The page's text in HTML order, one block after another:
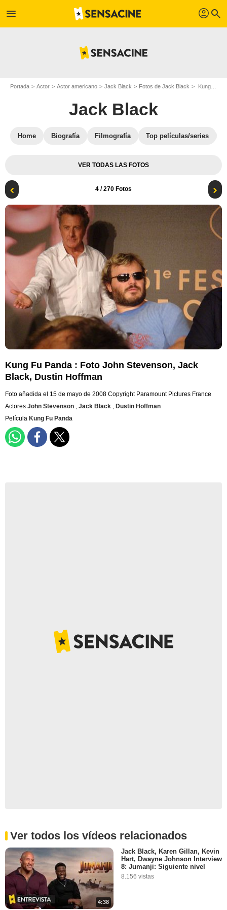
menu profil search
Portada Actor Actor americano Jack Black Fotos de Jack Black Kung Fu Panda : Foto John Stevenson, Jack Black, Dustin Hoffman
Jack Black
Home Biografía Filmografía Top películas/series
VER TODAS LAS FOTOS
4 / 270 Fotos
Kung Fu Panda : Foto John Stevenson, Jack
Black, Dustin Hoffman
Foto añadida el 15 de mayo de 2008 Copyright Paramount Pictures France
Actores John Stevenson , Jack Black , Dustin Hoffman
Película Kung Fu Panda
Ver todos los vídeos relacionados
4:38
Jack Black, Karen Gillan, Kevin
Hart, Dwayne Johnson Interview
8: Jumanji: Siguiente nivel
8.156 vistas